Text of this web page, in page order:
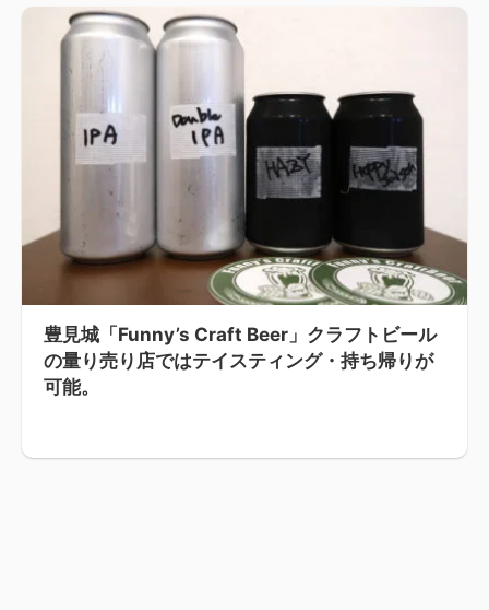
豊見城「Funny’s Craft Beer」クラフトビール
の量り売り店ではテイスティング・持ち帰りが
可能。